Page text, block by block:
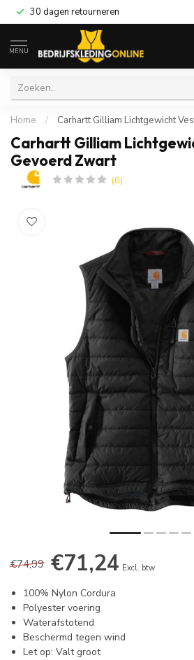
30 dagen retourneren
MENU
Home / Carhartt Gilliam Lichtgewicht
Carhartt Gilliam
Gevoerd Zwart
(0)
€74,99 €71,24 Excl. btw
100% Nylon Cordura
Polyester voering
Waterafstotend
Beschermd tegen wind
Let op: Valt groot